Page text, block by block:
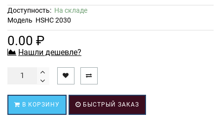
Доступность: На складе
Модель HSHC 2030
0.00 ₽
Нашли дешевле?
В КОРЗИНУ БЫСТРЫЙ ЗАКАЗ